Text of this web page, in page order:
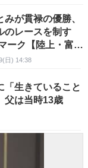
が貫禄の優勝、
のレースを制す
ーク【陸上・富士
日) 14:38
「生きていること
は当時13歳